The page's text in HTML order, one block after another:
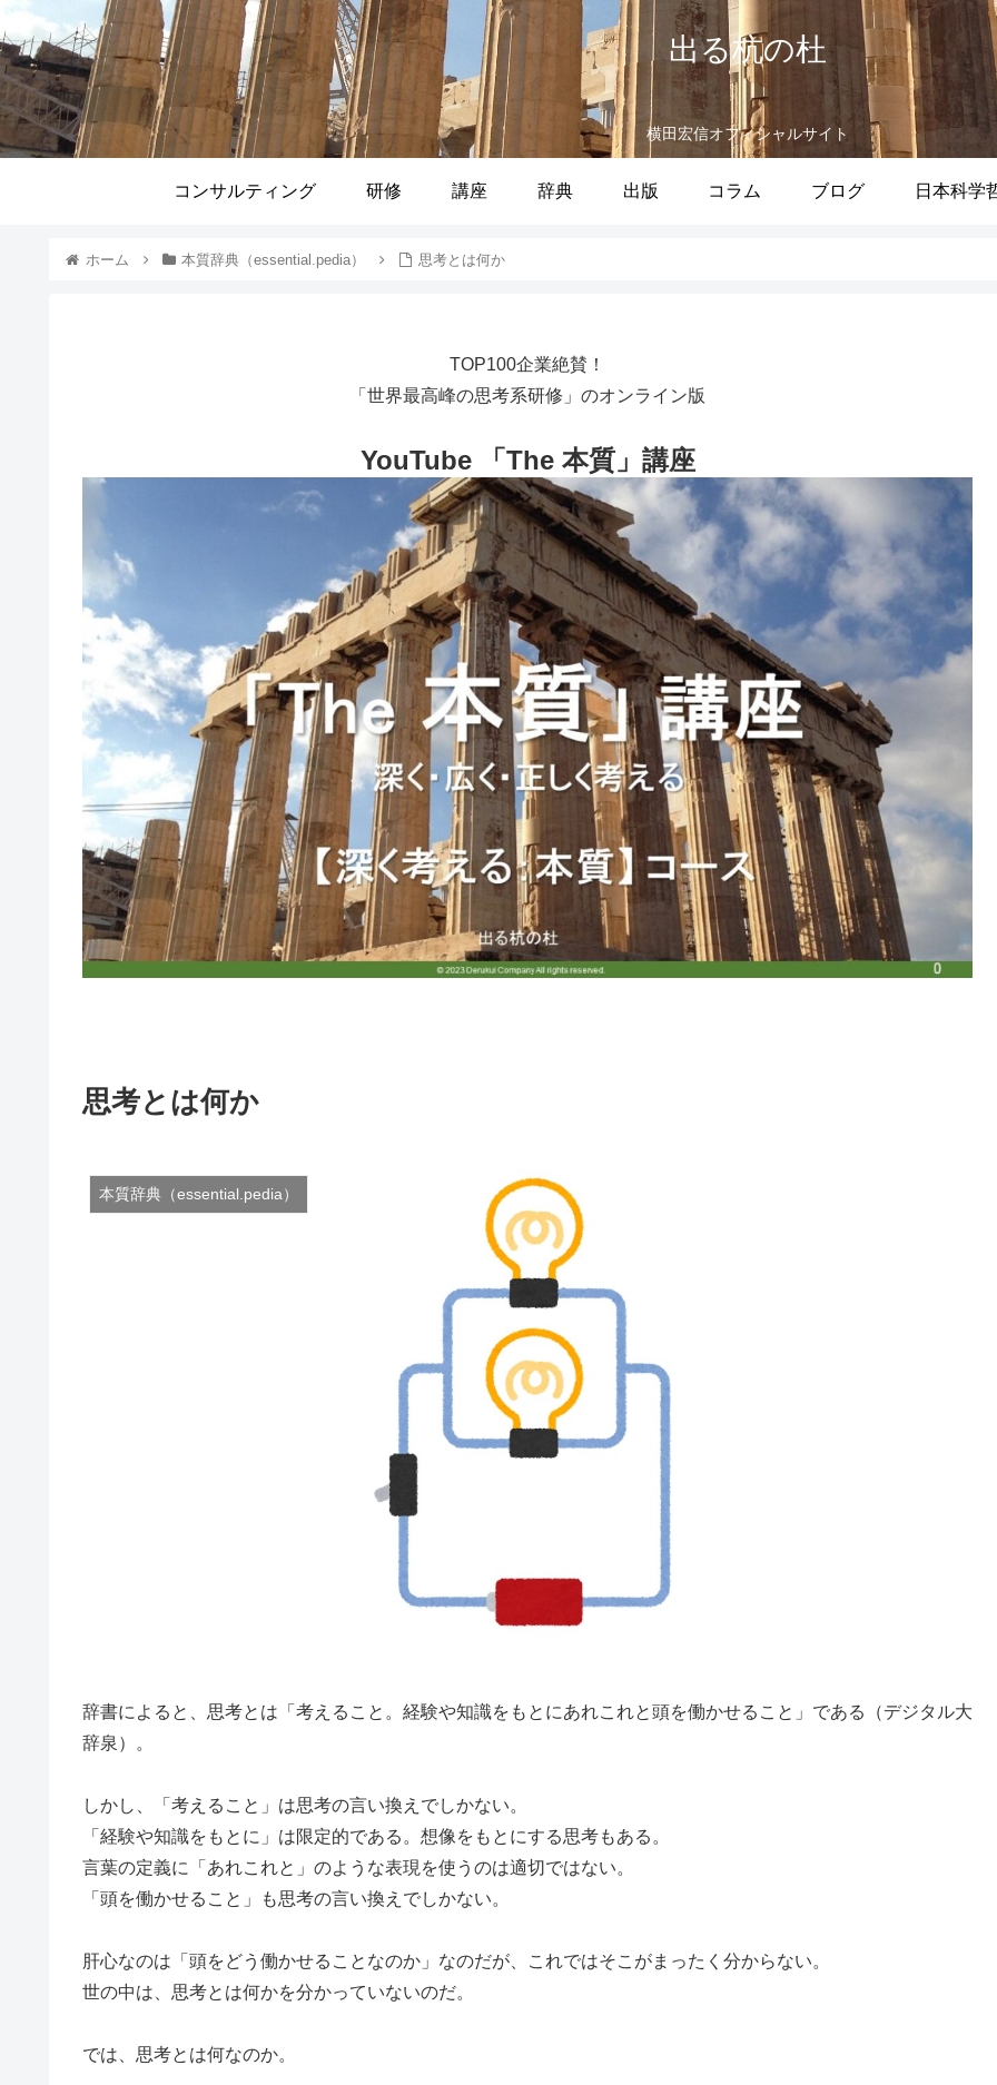
出る杭の杜
横田宏信オフィシャルサイト
コンサルティング 研修 講座 辞典 出版 コラム ブログ 日本科学
ホーム 本質辞典（essential.pedia） 思考とは何か
TOP100企業絶賛！
「世界最高峰の思考系研修」のオンライン版
YouTube 「The 本質」講座
思考とは何か
本質辞典（essential.pedia）
辞書によると、思考とは「考えること。経験や知識をもとにあれこれと頭を働かせること」である（デジタル大
辞泉）。
しかし、「考えること」は思考の言い換えでしかない。
「経験や知識をもとに」は限定的である。想像をもとにする思考もある。
言葉の定義に「あれこれと」のような表現を使うのは適切ではない。
「頭を働かせること」も思考の言い換えでしかない。
肝心なのは「頭をどう働かせることなのか」なのだが、これではそこがまったく分からない。
世の中は、思考とは何かを分かっていないのだ。
では、思考とは何なのか。